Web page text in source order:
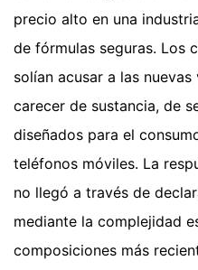
precio alto en una
de fórmulas seguras. Los
solían acusar a las
carecer de sustancia, de
diseñados para el
teléfonos móviles. La
no llegó a través de
mediante la complejidad
composiciones más